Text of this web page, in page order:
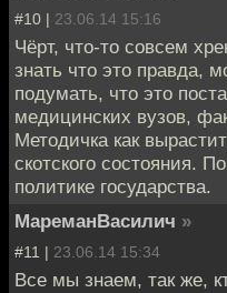
#10 | 23.06.14 15:16
Чёрт, что-то совсем
знать что это правда,
подумать, что это
медицинских вузов,
Методичка как
скотского состояния.
политике государства.
МареманВасилич »
#11 | 23.06.14 15:34
Все мы знаем, так же,